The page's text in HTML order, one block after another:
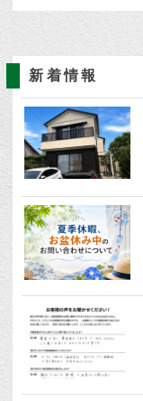
新着情報